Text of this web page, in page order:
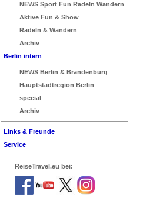
NEWS Sport Fun Radeln Wandern
Aktive Fun & Show
Radeln & Wandern
Archiv
Berlin intern
NEWS Berlin & Brandenburg
Hauptstadtregion Berlin
special
Archiv
Links & Freunde
Service
ReiseTravel.eu bei: